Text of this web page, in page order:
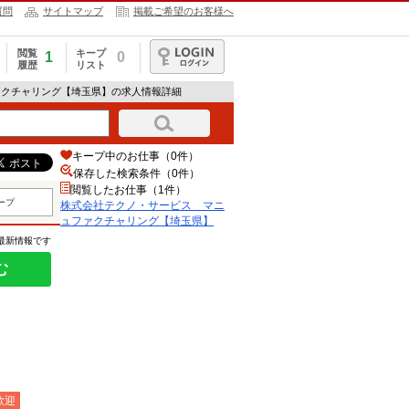
問 サイトマップ 掲載ご希望のお客様へ
閲覧
履歴
1
キープ
リスト
0
ログイン
チャリング【埼玉県】の求人情報詳細
プ
新情報です
迎
キープ中のお仕事（0件）
保存した検索条件（0件）
閲覧したお仕事（1件）
株式会社テクノ・サービス マニ
ュファクチャリング【埼玉県】